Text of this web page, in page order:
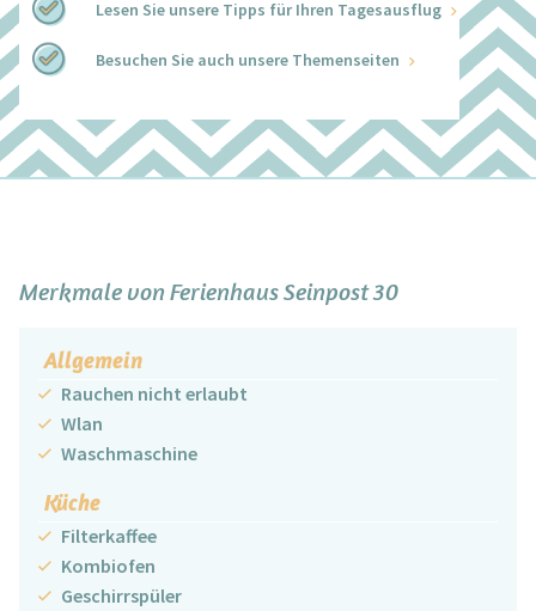
Lesen Sie unsere Tipps für Ihren Tagesausflug
Besuchen Sie auch unsere Themenseiten
+
−
Merkmale von Ferienhaus Seinpost 30
Allgemein
Rauchen nicht erlaubt
Wlan
Waschmaschine
Küche
Filterkaffee
Kombiofen
Geschirrspüler